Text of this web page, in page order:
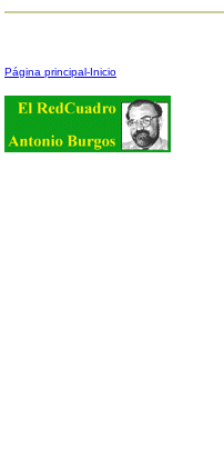
Página principal-Inicio